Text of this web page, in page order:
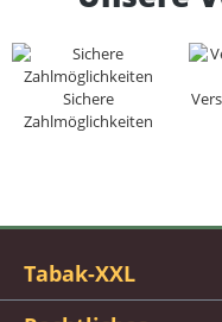
Sichere
Zahlmöglichkeiten
Tabak-XXL